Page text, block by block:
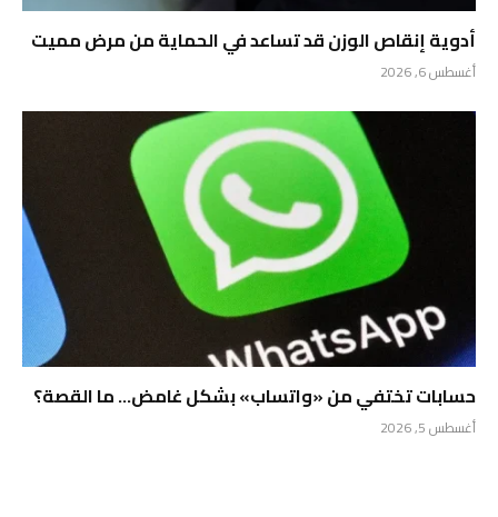
أدوية إنقاص الوزن قد تساعد في الحماية من مرض مميت
أغسطس 6, 2026
حسابات تختفي من «واتساب» بشكل غامض… ما القصة؟
أغسطس 5, 2026